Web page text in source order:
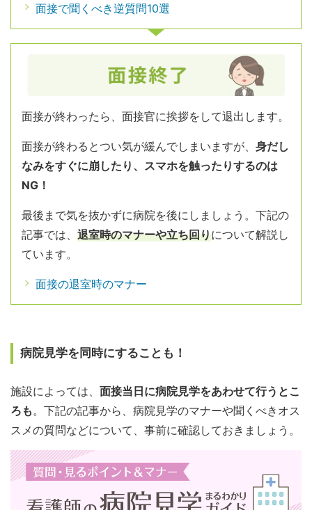
面接で聞くべき逆質問10選
面接が終わったら、面接官に挨拶をして退出します。
面接が終わるとつい気が緩んでしまいますが、 身だし
なみをすぐに崩したり、スマホを触ったりするのは
NG！
最後まで気を抜かずに病院を後にしましょう。下記の
記事では、 退室時のマナーや立ち回りについて解説し
ています。
面接の退室時のマナー
病院見学を同時にすることも！
施設によっては、 面接当日に病院見学をあわせて行うとこ
ろも 。下記の記事から、病院見学のマナーや聞くべきオス
スメの質問などについて、事前に確認しておきましょう。